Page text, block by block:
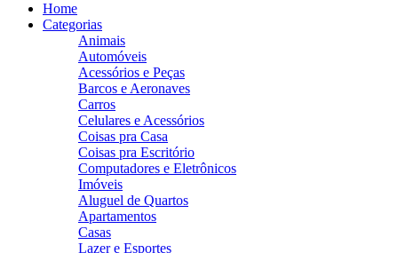
Home
Categorias
Animais
Automóveis
Acessórios e Peças
Barcos e Aeronaves
Carros
Celulares e Acessórios
Coisas pra Casa
Coisas pra Escritório
Computadores e Eletrônicos
Imóveis
Aluguel de Quartos
Apartamentos
Casas
Lazer e Esportes